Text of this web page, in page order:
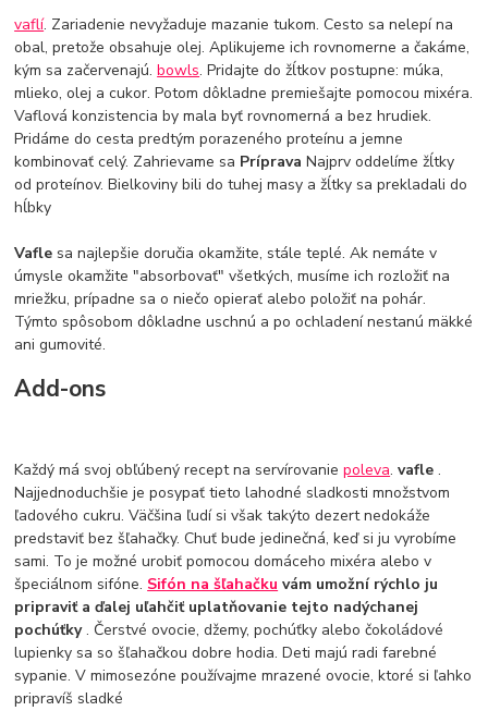
vaflí. Zariadenie nevyžaduje mazanie tukom. Cesto sa nelepí na
obal, pretože obsahuje olej. Aplikujeme ich rovnomerne a čakáme,
kým sa začervenajú.bowls. Pridajte do žĺtkov postupne: múka,
mlieko, olej a cukor. Potom dôkladne premiešajte pomocou mixéra.
Vaflová konzistencia by mala byť rovnomerná a bez hrudiek.
Pridáme do cesta predtým porazeného proteínu a jemne
kombinovať celý. Zahrievame sa PrípravaNajprv oddelíme žĺtky
od proteínov. Bielkoviny bili do tuhej masy a žĺtky sa prekladali do
hĺbky
Vafle sa najlepšie doručia okamžite, stále teplé. Ak nemáte v
úmysle okamžite "absorbovať" všetkých, musíme ich rozložiť na
mriežku, prípadne sa o niečo opierať alebo položiť na pohár.
Týmto spôsobom dôkladne uschnú a po ochladení nestanú mäkké
ani gumovité.
Add-ons
Každý má svoj obľúbený recept na servírovaniepoleva.vafle.
Najjednoduchšie je posypať tieto lahodné sladkosti množstvom
ľadového cukru. Väčšina ľudí si však takýto dezert nedokáže
predstaviť bez šľahačky. Chuť bude jedinečná, keď si ju vyrobíme
sami. To je možné urobiť pomocou domáceho mixéra alebo v
špeciálnom sifóne. Sifón na šľahačku vám umožní rýchlo ju
pripraviť a ďalej uľahčiť uplatňovanie tejto nadýchanej
pochúťky. Čerstvé ovocie, džemy, pochúťky alebo čokoládové
lupienky sa so šľahačkou dobre hodia. Deti majú radi farebné
sypanie. V mimosezóne používajme mrazené ovocie, ktoré si ľahko
pripravíš sladké